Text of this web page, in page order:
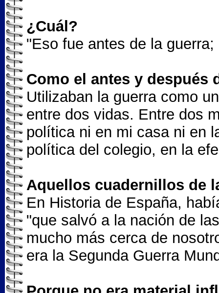
¿Cuál?
"Eso fue antes de la
Como el antes y después
Utilizaban la guerra como
entre dos vidas. Entre dos
política ni en mi casa ni en
política del colegio, en la
Aquellos cuadernillos de
En Historia de España,
"que salvó a la nación de
mucho más cerca de
era la Segunda Guerra